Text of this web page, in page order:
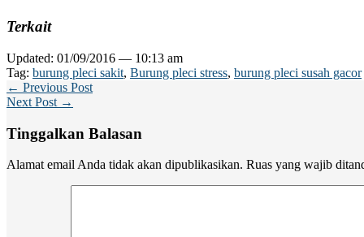
Terkait
Updated: 01/09/2016 — 10:13 am
Tag: burung pleci sakit, Burung pleci stress, burung pleci susah gacor
← Previous Post
Next Post →
Tinggalkan Balasan
Alamat email Anda tidak akan dipublikasikan. Ruas yang wajib